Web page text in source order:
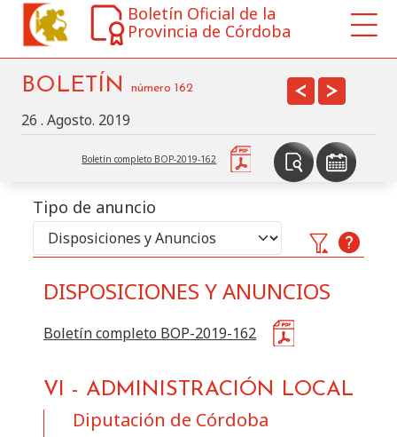
Boletín Oficial de la
Provincia de Córdoba
BOLETÍN número 162
26 . Agosto. 2019
< >
Boletín completo BOP-2019-162
Tipo de anuncio
Buscar Disposiciones y Anuncios
Anunciante
DISPOSICIONES Y ANUNCIOS
Boletín completo BOP-2019-162
VI - ADMINISTRACIÓN LOCAL
Diputación de Córdoba